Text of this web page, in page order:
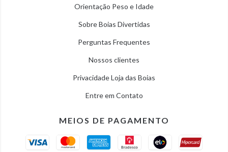
Orientação Peso e Idade
Sobre Boias Divertidas
Perguntas Frequentes
Nossos clientes
Privacidade Loja das Boias
Entre em Contato
MEIOS DE PAGAMENTO